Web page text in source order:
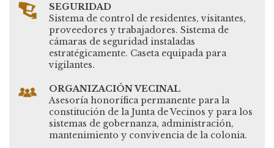
SEGURIDAD
Sistema de control de residentes, visitantes,
proveedores y trabajadores. Sistema de
cámaras de seguridad instaladas
estratégicamente. Caseta equipada para
vigilantes.
ORGANIZACIÓN VECINAL
Asesoría honorífica permanente para la
constitución de la Junta de Vecinos y para los
sistemas de gobernanza, administración,
mantenimiento y convivencia de la colonia.